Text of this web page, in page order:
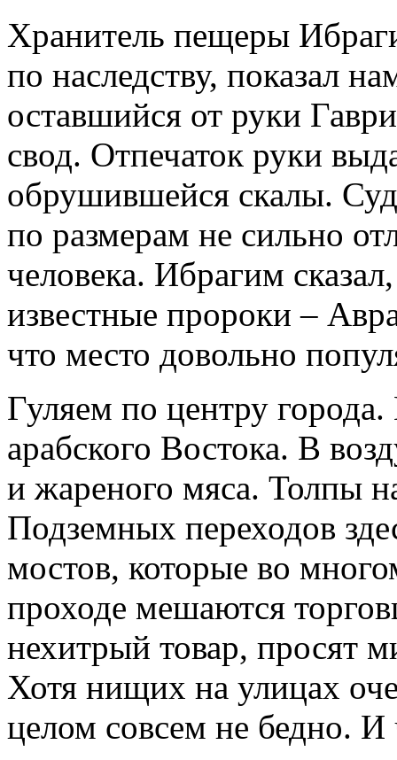
Хранитель пещеры
по наследству, показал
оставшийся от руки
свод. Отпечаток руки
обрушившейся скалы.
по размерам не сильно
человека. Ибрагим
известные пророки –
что место довольно
Гуляем по центру
арабского Востока. В
и жареного мяса. Толпы
Подземных переходов
мостов, которые во
проходе мешаются
нехитрый товар, просят
Хотя нищих на улицах
целом совсем не бедно. И